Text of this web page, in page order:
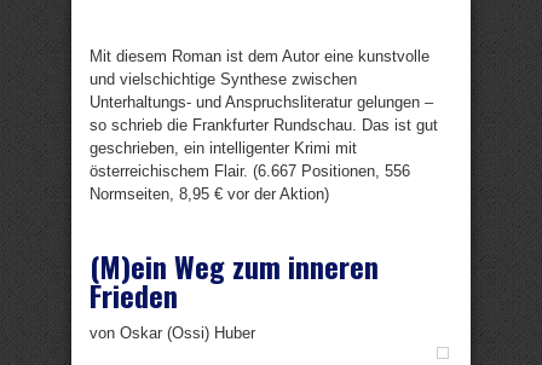
Mit diesem Roman ist dem Autor eine kunstvolle
und vielschichtige Synthese zwischen
Unterhaltungs- und Anspruchsliteratur gelungen –
so schrieb die Frankfurter Rundschau. Das ist gut
geschrieben, ein intelligenter Krimi mit
österreichischem Flair. (6.667 Positionen, 556
Normseiten, 8,95 € vor der Aktion)
(M)ein Weg zum inneren
Frieden
von Oskar (Ossi) Huber